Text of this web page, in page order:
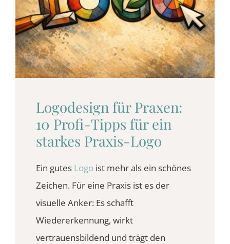
BLOG
KONTAKT
Logodesign für Praxen:
10 Profi-Tipps für ein
starkes Praxis-Logo
Ein gutes Logoist mehr als ein schönes
Zeichen. Für eine Praxis ist es der
visuelle Anker: Es schafft
Wiedererkennung, wirkt
vertrauensbildend und trägt den